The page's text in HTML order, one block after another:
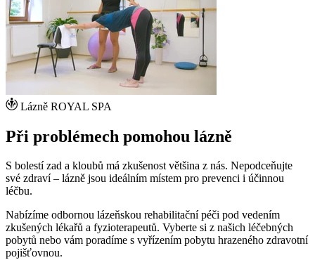
Lázně ROYAL SPA
Při problémech pomohou lázně
S bolestí zad a kloubů má zkušenost většina z nás. Nepodceňujte
své zdraví – lázně jsou ideálním místem pro prevenci i účinnou
léčbu.
Nabízíme odbornou lázeňskou rehabilitační péči pod vedením
zkušených lékařů a fyzioterapeutů. Vyberte si z našich léčebných
pobytů nebo vám poradíme s vyřízením pobytu hrazeného zdravotní
pojišťovnou.